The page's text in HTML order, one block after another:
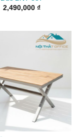
2,490,000 ₫